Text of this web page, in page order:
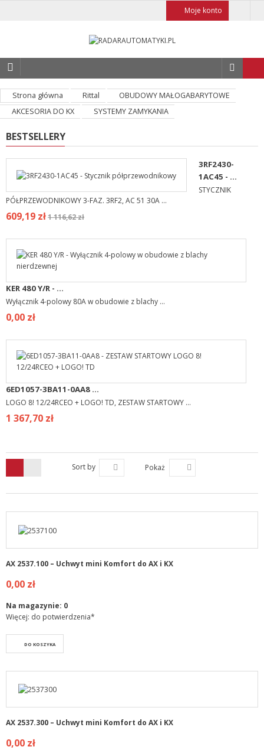
Moje konto
Strona główna Rittal
OBUDOWY MAŁOGABARYTOWE
AKCESORIA DO KX
SYSTEMY ZAMYKANIA
BESTSELLERY
3RF2430-
1AC45 - ...
STYCZNIK
PÓŁPRZEWODNIKOWY 3-FAZ. 3RF2, AC 51 30A ...
609,19 zł1 116,62 zł
KER 480 Y/R - ...
Wyłącznik 4-polowy 80A w obudowie z blachy ...
0,00 zł
6ED1057-3BA11-0AA8 ...
LOGO 8! 12/24RCEO + LOGO! TD, ZESTAW STARTOWY ...
1 367,70 zł
Sort by Pokaż
AX 2537.100 – Uchwyt mini Komfort do AX i KX
0,00 zł
Na magazynie: 0
Więcej: do potwierdzenia*
DO KOSZYKA
AX 2537.300 – Uchwyt mini Komfort do AX i KX
0,00 zł